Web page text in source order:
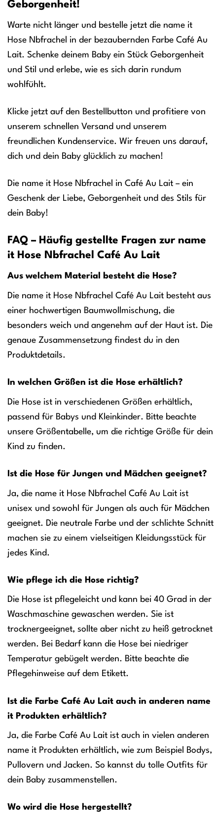
Geborgenheit!
Warte nicht länger und bestelle jetzt die name it
Hose Nbfrachel in der bezaubernden Farbe Café Au
Lait. Schenke deinem Baby ein Stück Geborgenheit
und Stil und erlebe, wie es sich darin rundum
wohlfühlt.
Klicke jetzt auf den Bestellbutton und profitiere von
unserem schnellen Versand und unserem
freundlichen Kundenservice. Wir freuen uns darauf,
dich und dein Baby glücklich zu machen!
Die name it Hose Nbfrachel in Café Au Lait – ein
Geschenk der Liebe, Geborgenheit und des Stils für
dein Baby!
FAQ – Häufig gestellte Fragen zur name
it Hose Nbfrachel Café Au Lait
Aus welchem Material besteht die Hose?
Die name it Hose Nbfrachel Café Au Lait besteht aus
einer hochwertigen Baumwollmischung, die
besonders weich und angenehm auf der Haut ist. Die
genaue Zusammensetzung findest du in den
Produktdetails.
In welchen Größen ist die Hose erhältlich?
Die Hose ist in verschiedenen Größen erhältlich,
passend für Babys und Kleinkinder. Bitte beachte
unsere Größentabelle, um die richtige Größe für dein
Kind zu finden.
Ist die Hose für Jungen und Mädchen geeignet?
Ja, die name it Hose Nbfrachel Café Au Lait ist
unisex und sowohl für Jungen als auch für Mädchen
geeignet. Die neutrale Farbe und der schlichte Schnitt
machen sie zu einem vielseitigen Kleidungsstück für
jedes Kind.
Wie pflege ich die Hose richtig?
Die Hose ist pflegeleicht und kann bei 40 Grad in der
Waschmaschine gewaschen werden. Sie ist
trocknergeeignet, sollte aber nicht zu heiß getrocknet
werden. Bei Bedarf kann die Hose bei niedriger
Temperatur gebügelt werden. Bitte beachte die
Pflegehinweise auf dem Etikett.
Ist die Farbe Café Au Lait auch in anderen name
it Produkten erhältlich?
Ja, die Farbe Café Au Lait ist auch in vielen anderen
name it Produkten erhältlich, wie zum Beispiel Bodys,
Pullovern und Jacken. So kannst du tolle Outfits für
dein Baby zusammenstellen.
Wo wird die Hose hergestellt?